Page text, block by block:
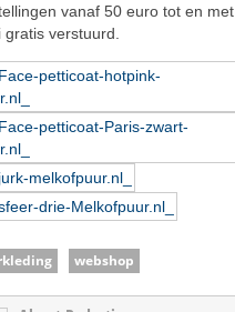
vanaf 50 euro tot en met
gratis verstuurd.
webshop